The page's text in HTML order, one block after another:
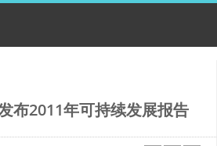
布2011年可持续发展报告